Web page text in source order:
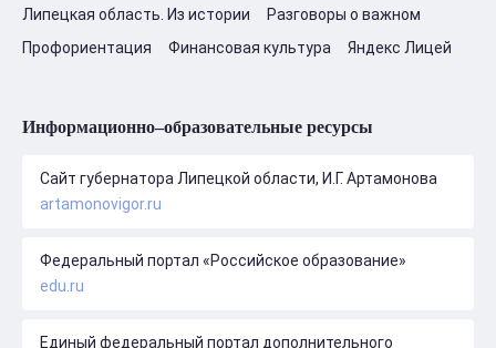
Липецкая область. Из истории
Разговоры о важном
Профориентация
Финансовая культура Яндекс Лицей
Информационно–образовательные ресурсы
Сайт губернатора Липецкой области, И.Г. Артамонова
artamonovigor.ru
Федеральный портал «Российское образование»
edu.ru
Единый федеральный портал дополнительного